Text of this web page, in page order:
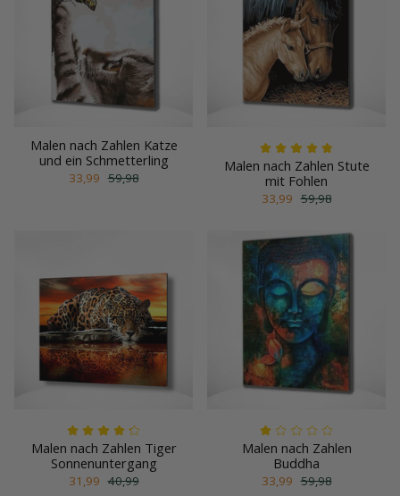
Malen nach Zahlen Katze
und ein Schmetterling
33,99 59,98
Malen nach Zahlen Stute
mit Fohlen
33,99 59,98
Malen nach Zahlen Tiger
Sonnenuntergang
31,99 40,99
Malen nach Zahlen
Buddha
33,99 59,98